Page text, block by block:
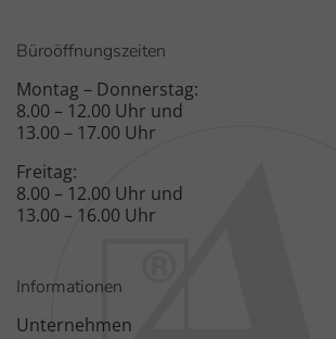
Büroöffnungszeiten
Montag – Donnerstag:
8.00 – 12.00 Uhr und
13.00 – 17.00 Uhr
Freitag:
8.00 – 12.00 Uhr und
13.00 – 16.00 Uhr
Informationen
Unternehmen